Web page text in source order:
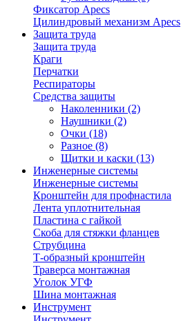
Фиксатор Apecs
Цилиндровый механизм Apecs
Защита труда
Защита труда
Краги
Перчатки
Респираторы
Средства защиты
Наколенники (2)
Наушники (2)
Очки (18)
Разное (8)
Щитки и каски (13)
Инженерные системы
Инженерные системы
Кронштейн для профнастила
Лента уплотнительная
Пластина с гайкой
Скоба для стяжки фланцев
Струбцина
Т-образный кронштейн
Траверса монтажная
Уголок УГФ
Шина монтажная
Инструмент